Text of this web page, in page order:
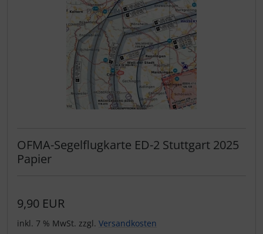
OFMA-Segelflugkarte ED-2 Stuttgart 2025
Papier
9,90 EUR
inkl. 7 % MwSt. zzgl. Versandkosten